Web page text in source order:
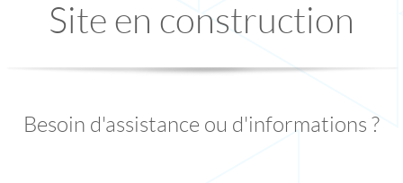
Site en construction
Besoin d'assistance ou d'informations ?